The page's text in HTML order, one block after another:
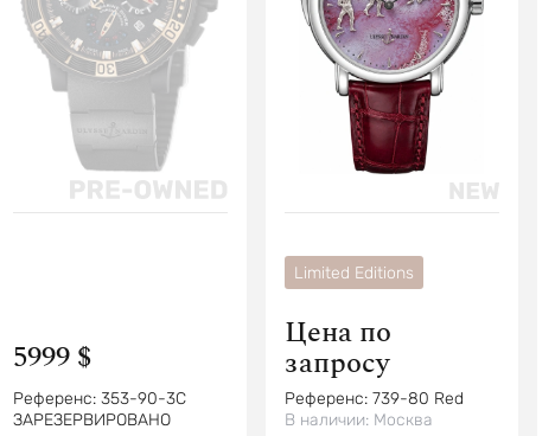
5999 $
Референс: 353-90-3C
ЗАРЕЗЕРВИРОВАНО
Limited Editions
Цена по
запросу
Референс: 739-80 Red
В наличии: Москва